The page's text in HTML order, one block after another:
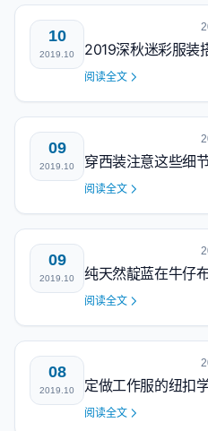
10
2019.10 2019深秋迷彩服装
阅读全文
09
2019.10 穿西装注意这些细
阅读全文
09
2019.10 纯天然靛蓝在牛仔
阅读全文
08
2019.10 定做工作服的纽扣
阅读全文